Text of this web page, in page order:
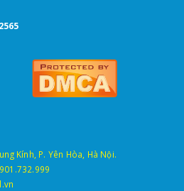
Kính, P. Yên Hòa, Hà Nội.